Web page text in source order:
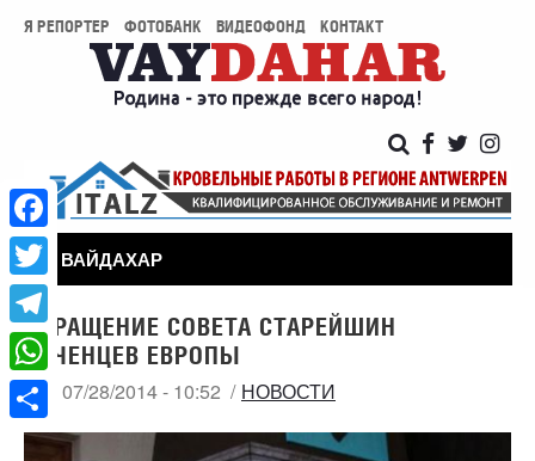
Я РЕПОРТЕР ФОТОБАНК ВИДЕОФОНД КОНТАКТ
ВАЙДАХАР
ОБРАЩЕНИЕ СОВЕТА СТАРЕЙШИН
ЧЕЧЕНЦЕВ ЕВРОПЫ
ПН, 07/28/2014 - 10:52 НОВОСТИ
Facebook
Twitter
Telegram
WhatsApp
Share